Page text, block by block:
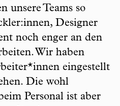
unsere Teams so
Designer
noch enger an den
Wir haben
eingestellt
Die wohl
Personal ist aber